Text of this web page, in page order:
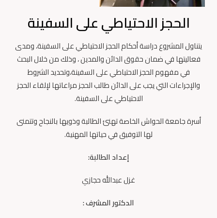
الحجز الاحتياطي على السفينة
يتناول المشروع دراسة أحكام الحجز الاحتياطي على السفينة، ومدى
فعاليتها في ضمان حقوق الدائن والمدين ، وذلك من خلال البحث
في مفهوم الحجز الاحتياطي على السفينة،وتحديد الشروط
والإجراءات التي يجب على الدائن طالب الحجز مراعاتها لإلقاء الحجز
الاحتياطي على السفينة.
أسرة جامعة الحواش الخاصة تهنئ الطالبة وذويها بالنجاح وتتمنى
لها التوفيق في حياتها المهنية.
إعداد الطالبة:
غزل عبدالله حجازي
الدكتور المشرف :